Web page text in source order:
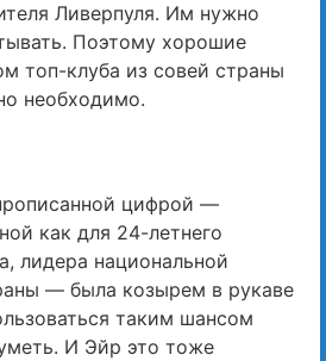
Ливерпуля. Им нужно
Поэтому хорошие
топ-клуба из совей страны
необходимо.
цифрой —
как для 24-летнего
лидера национальной
— была козырем в рукаве
таким шансом
И Эйр это тоже